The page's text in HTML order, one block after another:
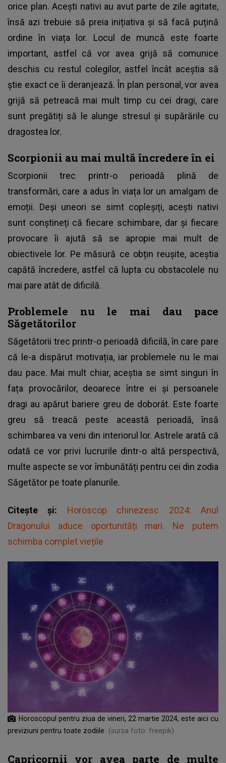
orice plan. Acești nativi au avut parte de zile agitate,
însă azi trebuie să preia inițiativa și să facă puțină
ordine în viața lor. Locul de muncă este foarte
important, astfel că vor avea grijă să comunice
deschis cu restul colegilor, astfel încât aceștia să
știe exact ce îi deranjează. În plan personal, vor avea
grijă să petreacă mai mult timp cu cei dragi, care
sunt pregătiți să le alunge stresul și supărările cu
dragostea lor.
Scorpionii au mai multă încredere în ei
Scorpionii trec printr-o perioadă plină de
transformări, care a adus în viața lor un amalgam de
emoții. Deși uneori se simt copleșiți, acești nativi
sunt conștineți că fiecare schimbare, dar și fiecare
provocare îi ajută să se apropie mai mult de
obiectivele lor. Pe măsură ce obțin reușite, aceștia
capătă încredere, astfel că lupta cu obstacolele nu
mai pare atât de dificilă.
Problemele nu le mai dau pace
Săgetătorilor
Săgetătorii trec printr-o perioadă dificilă, în care pare
că le-a dispărut motivația, iar problemele nu le mai
dau pace. Mai mult chiar, aceștia se simt singuri în
fața provocărilor, deoarece între ei și persoanele
dragi au apărut bariere greu de doborât. Este foarte
greu să treacă peste această perioadă, însă
schimbarea va veni din interiorul lor. Astrele arată că
odată ce vor privi lucrurile dintr-o altă perspectivă,
multe aspecte se vor îmbunătăți pentru cei din zodia
Săgetător pe toate planurile.
Citește și: Horoscop chinezesc 2024: Anul
Dragonului aduce oportunități mari. Ne putem
schimba complet viețile
Horoscopul pentru ziua de vineri, 22 martie 2024, este aici cu
previziuni pentru toate zodiile
(sursa foto: freepik)
Capricornii vor avea parte de multe